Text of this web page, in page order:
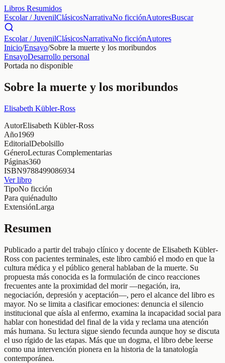
Libros Resumidos
Escolar / JuvenilClásicosNarrativaNo ficciónAutoresBuscar
Escolar / JuvenilClásicosNarrativaNo ficciónAutores
Inicio/Ensayo/Sobre la muerte y los moribundos
EnsayoDesarrollo personal
Portada no disponible
Sobre la muerte y los moribundos
Elisabeth Kübler-Ross
AutorElisabeth Kübler-Ross
Año1969
EditorialDebolsillo
GéneroLecturas Complementarias
Páginas360
ISBN9788499086934
Ver libro
TipoNo ficción
Para quiénadulto
ExtensiónLarga
Resumen
Publicado a partir del trabajo clínico y docente de Elisabeth Kübler-
Ross con pacientes terminales, este libro cambió el modo en que la
cultura médica y el público general hablaban de la muerte. Su
propuesta más conocida es la formulación de cinco reacciones
frecuentes ante la proximidad del morir —negación, ira,
negociación, depresión y aceptación—, pero el alcance del libro es
mayor. No se limita a clasificar emociones: denuncia el silencio
institucional que aísla al enfermo, examina la incapacidad social para
hablar con honestidad del final de la vida y reclama una atención
más humana. Su lectura sigue siendo fecunda aunque hoy se discuta
el uso rígido de las etapas. Más que un dogma, el libro debe leerse
como una intervención pionera en la historia de la tanatología
contemporánea.